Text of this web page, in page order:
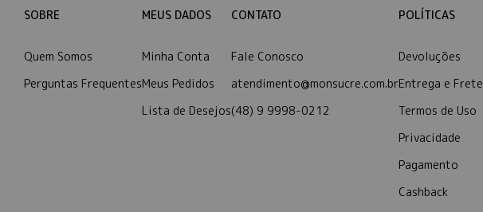
SOBRE
Quem Somos
Perguntas Frequentes
MEUS DADOS
Minha Conta
Meus Pedidos
Lista de Desejos
CONTATO
Fale Conosco
atendimento@monsucre.com.br
(48) 9 9998-0212
POLÍTICAS
Devoluções
Entrega e Frete
Termos de Uso
Privacidade
Pagamento
Cashback